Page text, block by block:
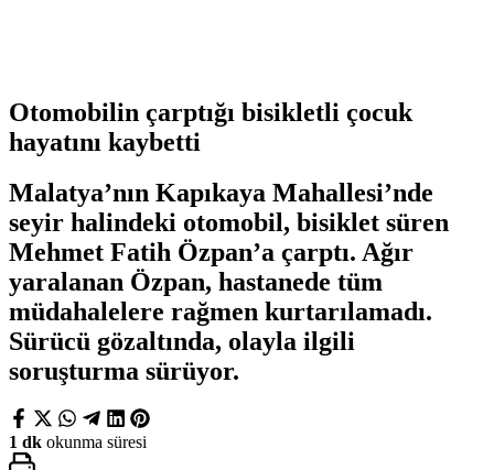
Otomobilin çarptığı bisikletli çocuk
hayatını kaybetti
Malatya’nın Kapıkaya Mahallesi’nde
seyir halindeki otomobil, bisiklet süren
Mehmet Fatih Özpan’a çarptı. Ağır
yaralanan Özpan, hastanede tüm
müdahalelere rağmen kurtarılamadı.
Sürücü gözaltında, olayla ilgili
soruşturma sürüyor.
1 dk okunma süresi